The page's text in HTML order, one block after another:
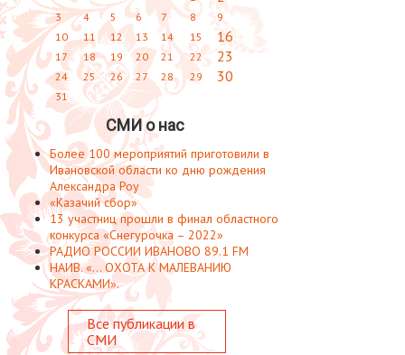
3 4 5 6 7 8
9
10
11 12 13 14 15 16
17 18 19 20 21 22 23
24 25 26 27 28 29 30
31
СМИ о нас
Более 100 мероприятий приготовили в
Ивановской области ко дню рождения
Александра Роу
«Казачий сбор»
13 участниц прошли в финал областного
конкурса «Снегурочка – 2022»
РАДИО РОССИИ ИВАНОВО 89.1 FM
НАИВ. «... ОХОТА К МАЛЕВАНИЮ
КРАСКАМИ».
Все публикации в
СМИ